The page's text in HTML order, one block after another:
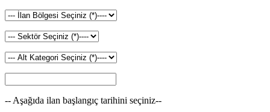
-- Aşağıda ilan başlangıç tarihini seçiniz--